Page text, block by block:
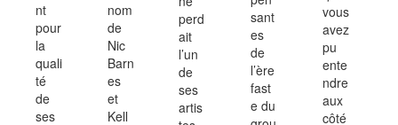
nt
pour
la
quali
té
de
ses
nom
de
Nic
Barn
es
et
Kell
perd
ait
l’un
de
ses
artis
sant
es
de
l’ère
fast
e du
vous
avez
pu
ente
ndre
aux
côté